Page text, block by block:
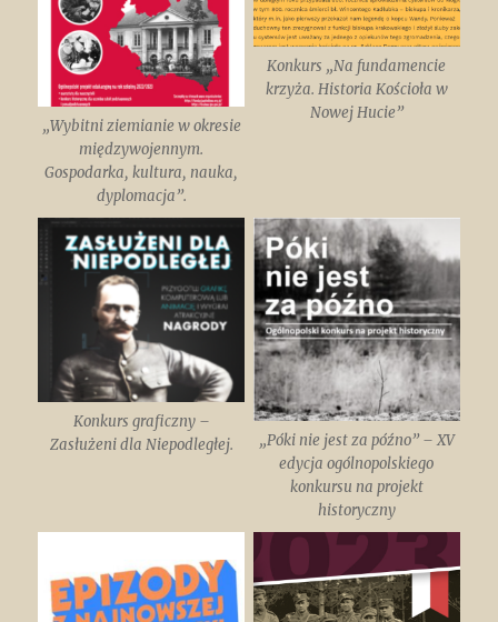
„Wybitni ziemianie w okresie
międzywojennym.
Gospodarka, kultura, nauka,
dyplomacja”.
Konkurs „Na fundamencie
krzyża. Historia Kościoła w
Nowej Hucie”
Konkurs graficzny –
Zasłużeni dla Niepodległej.
„Póki nie jest za późno” – XV
edycja ogólnopolskiego
konkursu na projekt
historyczny